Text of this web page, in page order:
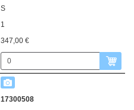
S
1
347,00 €
17300508